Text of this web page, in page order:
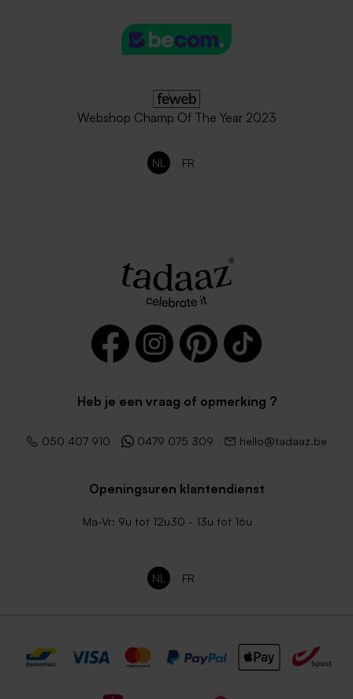
Webshop Champ Of The Year 2023
NL FR
Heb je een vraag of opmerking ?
050 407 910 0479 075 309 hello@tadaaz.be
Openingsuren klantendienst
Ma-Vr: 9u tot 12u30 - 13u tot 16u
NL FR